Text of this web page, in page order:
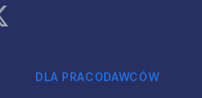
DLA PRACODAWCÓW